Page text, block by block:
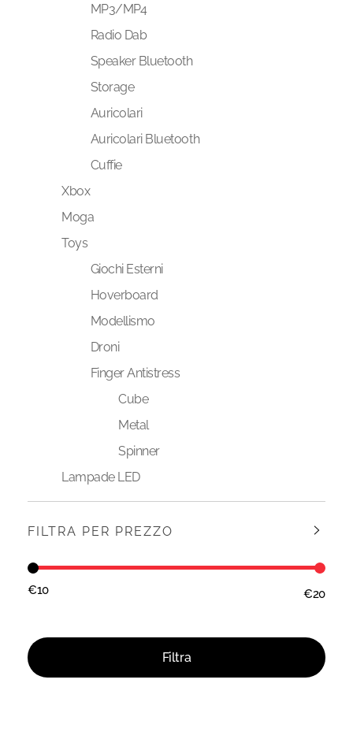
MP3/MP4
Radio Dab
Speaker Bluetooth
Storage
Auricolari
Auricolari Bluetooth
Cuffie
Xbox
Moga
Toys
Giochi Esterni
Hoverboard
Modellismo
Droni
Finger Antistress
Cube
Metal
Spinner
Lampade LED
FILTRA PER PREZZO
Filtra
€10 —€20